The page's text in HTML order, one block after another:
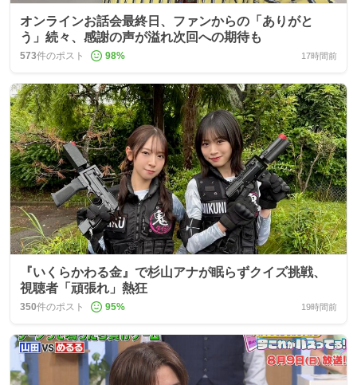
オンラインお話会最終日、ファンからの「ありがと
う」続々、感謝の声が溢れ次回への期待も
573件のポスト 98% 17時間前
『いくらかわる金』で杉山アナが眠らずクイズ挑戦、
視聴者「頑張れ」熱狂
350件のポスト 95% 19時間前